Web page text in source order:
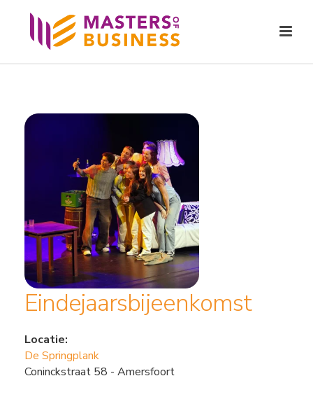
Eindejaarsbijeenkomst
Locatie:
De Springplank
Coninckstraat 58 - Amersfoort